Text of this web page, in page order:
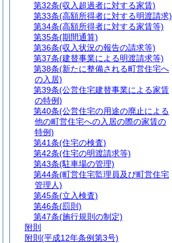
第32条(収入超過者に対する家賃)
第33条(高額所得者に対する明渡請求)
第34条(高額所得者に対する家賃等)
第35条(期間通算)
第36条(収入状況の報告の請求等)
第37条(建替事業による明渡請求等)
第38条(新たに整備される町営住宅へ
の入居)
第39条(公営住宅建替事業による家賃
の特例)
第40条(公営住宅の用途の廃止による
他の町営住宅への入居の際の家賃の
特例)
第41条(住宅の検査)
第42条(住宅の明渡請求等)
第43条(駐車場の管理)
第44条(町営住宅監理員及び町営住宅
管理人)
第45条(立入検査)
第46条(罰則)
第47条(施行規則の制定)
附則
附則 (平成12年条例第3号)